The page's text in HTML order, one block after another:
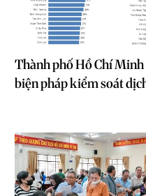
Thành phố Hồ Chí Minh
biện pháp kiểm soát